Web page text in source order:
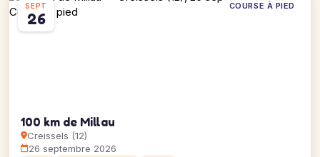
SEPT
26
COURSE À PIED
100 km de Millau
Creissels (12)
26 septembre 2026